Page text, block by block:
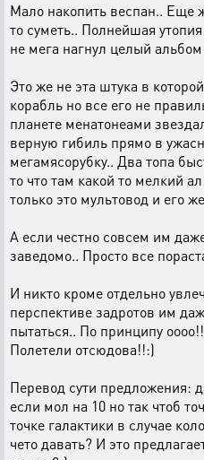
Мало накопить веспан.. Еще
то суметь.. Полнейшая
не мега нагнул целый
Это же не эта штука в
корабль но все его не
планете менатонеами
верную гибиль прямо в
мегамясорубку.. Два топа
то что там какой то мелкий
только это мультовод и его
А если честно совсем им
заведомо.. Просто все
И никто кроме отдельно
перспективе задротов им
пытаться.. По принципу
Полетели отсюдова!!:)
Перевод сути предложения:
если мол на 10 но так чтоб
точке галактики в случае
чето давать? И это